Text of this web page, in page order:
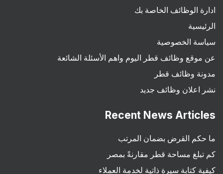
ادارة الوظائف الخاصة بك
الرئيسية
سياسة الخصوصية
عن موقع وظائف قطر اليوم واهم الأسئلة الشائعة
مدونة وظائف قطر
نشر اعلان وظائف جديد
Recent News Articles
ما حكم القرض بضمان المرتب
كم تبلغ مساحة قطر مقارنةً بمصر
كيفية كتابة سيرة ذاتية لخدمة العملاء